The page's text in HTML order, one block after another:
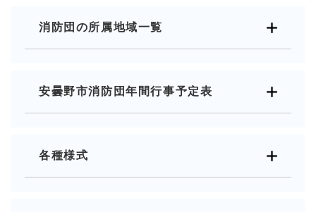
消防団の所属地域一覧
安曇野市消防団年間行事予定表
各種様式